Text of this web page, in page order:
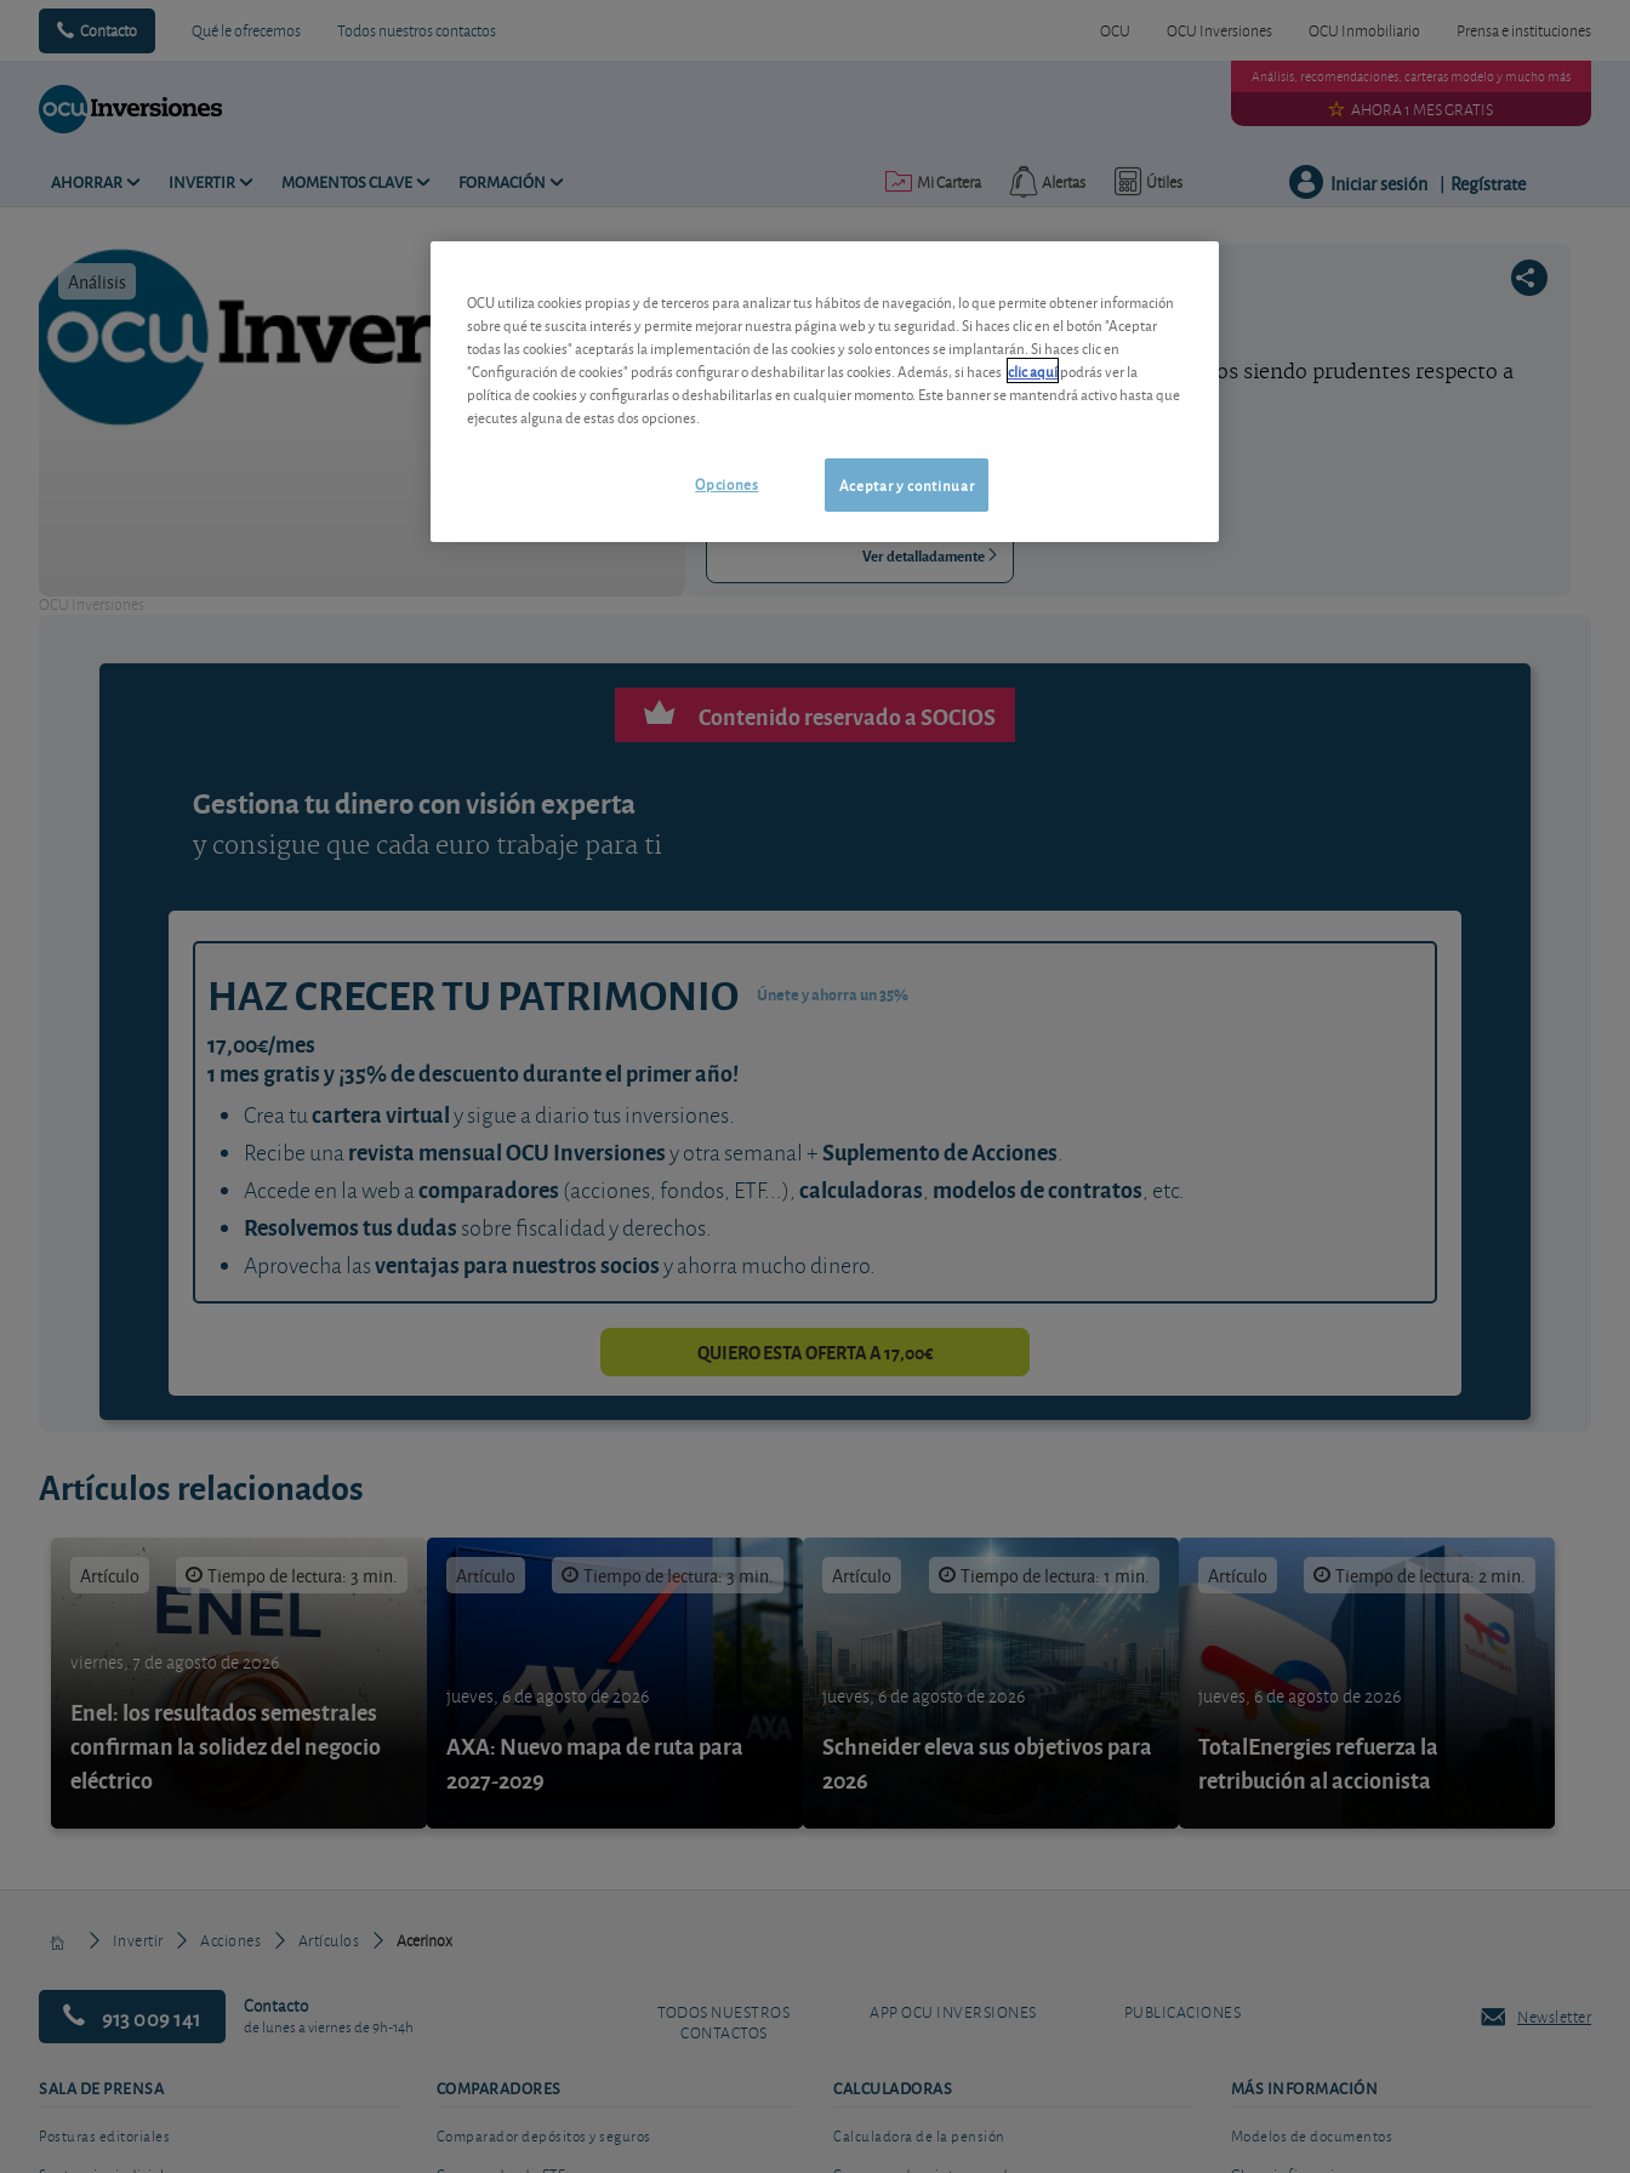
Contacto Qué le ofrecemos Todos nuestros contactos OCU OCU Inversiones OCU Inmobiliario Prensa e instituciones
AHORRAR INVERTIR MOMENTOS CLAVE FORMACIÓN Útiles
Alertas
Mi Cartera
Análisis, recomendaciones, carteras modelo y mucho más
AHORA 1 MES GRATIS
Iniciar sesión | Regístrate
Análisis
OCU Inversiones
Acerinox
Las perspectivas de su negocio son limitadas. Seguimos siendo prudentes respecto a
esta acción que consideramos cara.
Ver detalladamente
Contenido reservado a SOCIOS
Gestiona tu dinero con visión experta
y consigue que cada euro trabaje para ti
HAZ CRECER TU PATRIMONIO Únete y ahorra un 35%
17,00€/mes
1 mes gratis y ¡35% de descuento durante el primer año!
Crea tucartera virtualy sigue a diario tus inversiones.
Recibe unarevista mensual OCU Inversionesy otra semanal +Suplemento de Acciones.
Accede en la web acomparadores (acciones, fondos, ETF...), calculadoras, modelos de contratos, etc.
Resolvemos tus dudas sobre fiscalidad y derechos.
Aprovecha lasventajas para nuestros sociosy ahorra mucho dinero.
QUIERO ESTA OFERTA A 17,00€
Artículos relacionados
Artículo Tiempo de lectura: 3 min.
viernes, 7 de agosto de 2026
Enel: los resultados semestrales
confirman la solidez del negocio
eléctrico
Artículo Tiempo de lectura: 3 min.
jueves, 6 de agosto de 2026
AXA: Nuevo mapa de ruta para
2027-2029
Artículo Tiempo de lectura: 1 min.
jueves, 6 de agosto de 2026
Schneider eleva sus objetivos para
2026
Artículo Tiempo de lectura: 2 min.
jueves, 6 de agosto de 2026
TotalEnergies refuerza la
retribución al accionista
Invertir Acciones Artículos Acerinox
913 009 141 Contacto
de lunes a viernes de 9h-14h
TODOS NUESTROS
CONTACTOS
APP OCU INVERSIONES PUBLICACIONES Newsletter
SALA DE PRENSA
Posturas editoriales
COMPARADORES
Comparador depósitos y seguros
CALCULADORAS
Calculadora de la pensión
MÁS INFORMACIÓN
Modelos de documentos
OCU utiliza cookies propias y de terceros para analizar tus hábitos de navegación, lo que permite obtener información
sobre qué te suscita interés y permite mejorar nuestra página web y tu seguridad. Si haces clic en el botón "Aceptar
todas las cookies" aceptarás la implementación de las cookies y solo entonces se implantarán. Si haces clic en
"Configuración de cookies" podrás configurar o deshabilitar las cookies. Además, si haces clic aquípodrás ver la
política de cookies y configurarlas o deshabilitarlas en cualquier momento. Este banner se mantendrá activo hasta que
ejecutes alguna de estas dos opciones.
Aceptar y continuar
Opciones